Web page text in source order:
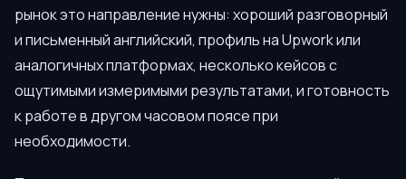
рынок это направление нужны: хороший разговорный
и письменный английский, профиль на Upwork или
аналогичных платформах, несколько кейсов с
ощутимыми измеримыми результатами, и готовность
к работе в другом часовом поясе при
необходимости.